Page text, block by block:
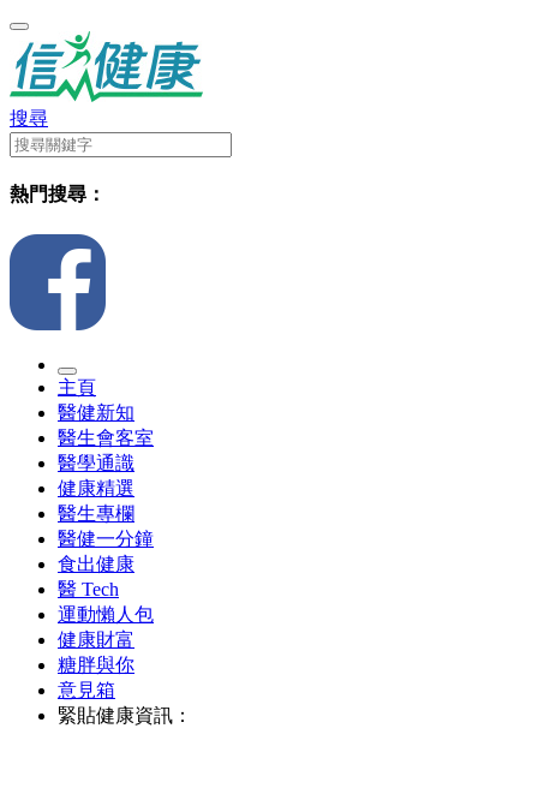
搜尋
熱門搜尋：
主頁
醫健新知
醫生會客室
醫學通識
健康精選
醫生專欄
醫健一分鐘
食出健康
醫 Tech
運動懶人包
健康財富
糖胖與你
意見箱
緊貼健康資訊：